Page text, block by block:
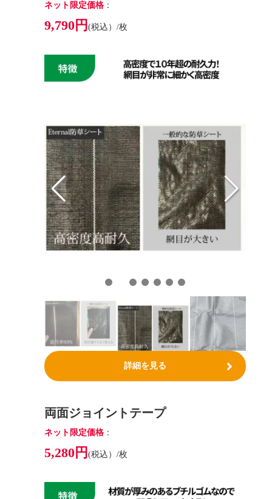
ネット限定価格 ：
9,790円(税込）/枚
詳細を見る
両面ジョイントテープ
ネット限定価格 ：
5,280円(税込）/枚